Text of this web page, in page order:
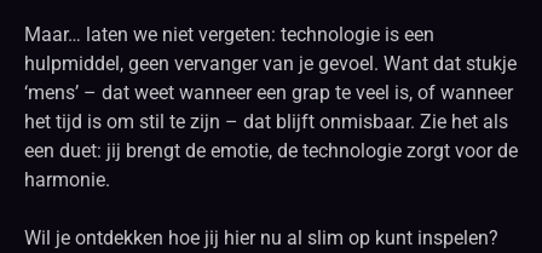
Maar… laten we niet vergeten: technologie is een
hulpmiddel, geen vervanger van je gevoel. Want dat stukje
‘mens’ – dat weet wanneer een grap te veel is, of wanneer
het tijd is om stil te zijn – dat blijft onmisbaar. Zie het als
een duet: jij brengt de emotie, de technologie zorgt voor de
harmonie.
Wil je ontdekken hoe jij hier nu al slim op kunt inspelen?